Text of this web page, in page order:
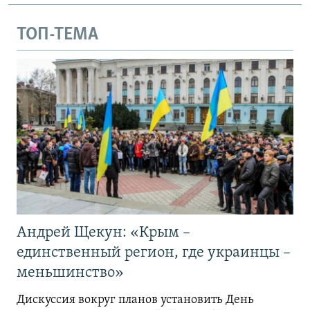
ТОП-ТЕМА
Андрей Щекун: «Крым –
единственный регион, где украинцы –
меньшинство»
Дискуссия вокруг планов установить День